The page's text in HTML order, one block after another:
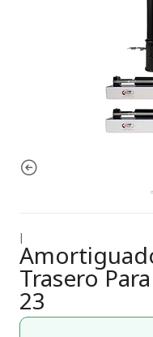
|
Trasero
23